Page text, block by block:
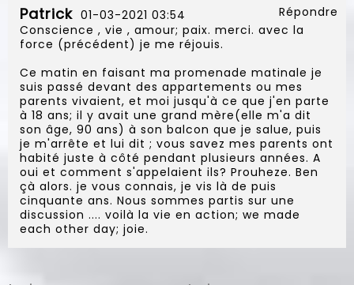
Patrick 01-03-2021 03:54
Répondre
Conscience , vie , amour; paix. merci. avec la
force (précédent) je me réjouis.
Ce matin en faisant ma promenade matinale je
suis passé devant des appartements ou mes
parents vivaient, et moi jusqu'à ce que j'en parte
à 18 ans; il y avait une grand mère(elle m'a dit
son âge, 90 ans) à son balcon que je salue, puis
je m'arrête et lui dit ; vous savez mes parents ont
habité juste à côté pendant plusieurs années. A
oui et comment s'appelaient ils? Prouheze. Ben
çà alors. je vous connais, je vis là de puis
cinquante ans. Nous sommes partis sur une
discussion .... voilà la vie en action; we made
each other day; joie.